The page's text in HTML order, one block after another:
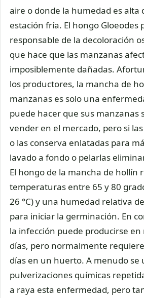
aire o donde la humedad es alta
estación fría. El hongo Gloeodes
responsable de la decoloración
que hace que las manzanas
imposiblemente dañadas.
los productores, la mancha de
manzanas es solo una
puede hacer que sus manzanas
vender en el mercado, pero si
o las conserva enlatadas para
lavado a fondo o pelarlas
El hongo de la mancha de hollín
temperaturas entre 65 y 80
26 °C) y una humedad relativa
para iniciar la germinación. En
la infección puede producirse en
días, pero normalmente
días en un huerto. A menudo se
pulverizaciones químicas
a raya esta enfermedad, pero